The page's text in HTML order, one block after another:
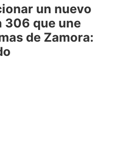
un nuevo
306 que une
de Zamora: